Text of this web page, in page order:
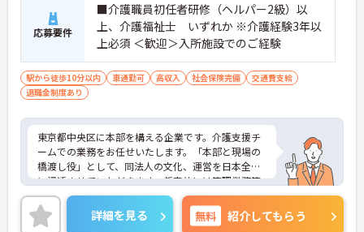
応募要件
■介護職員初任者研修（ヘルパー2級）以
上、介護福祉士 いずれか ※介護経験3年以
上必須 ＜歓迎＞入所施設でのご経験
駅から徒歩10分以内 車通勤可 高収入 社会保険完備
交通費支給
退職金制度あり
東京都中央区に本部を構える企業です。介護支援チ
ームでの業務をお任せいたします。「本部と現場の
橋渡し役」として、同法人の文化、運営を日本全国
に浸透させていただきます。将来的には管理業務等
へキャリアアップも可能です。ご興味ある方には、
面接対策ポイントなど、さらに詳細をお話しいたし
ますのでお気軽にご相談ください！
詳細を見る 無料 紹介してもらう